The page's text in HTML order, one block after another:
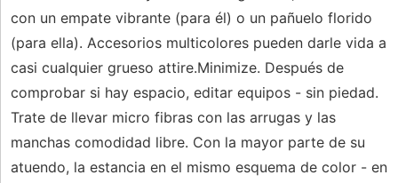
con un empate vibrante (para él) o un pañuelo florido
(para ella). Accesorios multicolores pueden darle vida a
casi cualquier grueso attire.Minimize. Después de
comprobar si hay espacio, editar equipos - sin piedad.
Trate de llevar micro fibras con las arrugas y las
manchas comodidad libre. Con la mayor parte de su
atuendo, la estancia en el mismo esquema de color - en